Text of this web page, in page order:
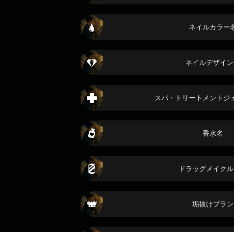
ネイルカラー
ネイルデザイ
スパ・トリートメントジ
香水名
ドラッグメイク
垢抜けプラン